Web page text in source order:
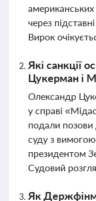
американських
через
Вирок
Які санкції
Цукерман і
Олександр
у справі
подали позови
суду з вимогою
президентом
Судовий
Як